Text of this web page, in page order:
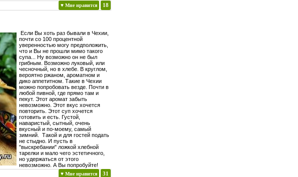
♥ Мне нравится 18
Если Вы хоть раз бывали в Чехии,
почти со 100 процентной
уверенностью могу предположить,
что и Вы не прошли мимо такого
супа... Ну возможно он не был
грибным. Возможно луковый, или
чесночный, но в хлебе. В круглом,
вероятно ржаном, ароматном и
дико аппетитном. Такие в Чехии
можно попробовать везде. Почти в
любой пивной, где прямо там и
пекут. Этот аромат забыть
невозможно. Этот вкус хочется
повторить. Этот суп хочется
готовить и есть. Густой,
наваристый, сытный, очень
вкусный и по-моему, самый
зимний. Такой и для гостей подать
не стыдно. И пусть в
"выскребании" ложкой хлебной
тарелки и мало чего эстетичного,
но удержаться от этого
невозможно. А Вы попробуйте!
♥ Мне нравится 31